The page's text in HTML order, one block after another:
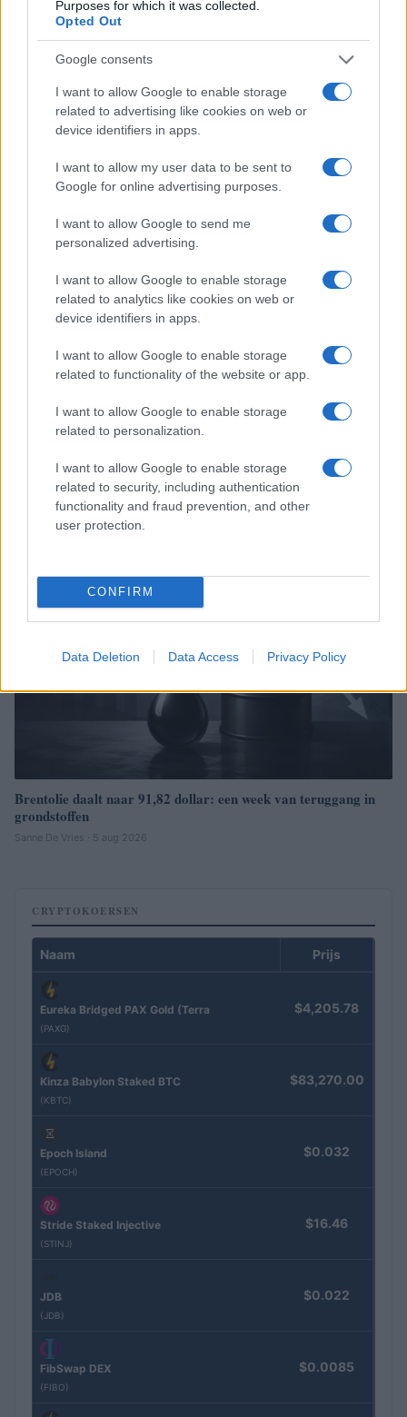
Purposes for which it was collected.
Opted Out
Google consents
I want to allow Google to enable storage
related to advertising like cookies on web or
device identifiers in apps.
I want to allow my user data to be sent to
Google for online advertising purposes.
I want to allow Google to send me
personalized advertising.
I want to allow Google to enable storage
related to analytics like cookies on web or
device identifiers in apps.
I want to allow Google to enable storage
related to functionality of the website or app.
I want to allow Google to enable storage
related to personalization.
I want to allow Google to enable storage
related to security, including authentication
functionality and fraud prevention, and other
user protection.
CONFIRM
Data Deletion Data Access Privacy Policy
grondstoffenprijzen
Sanne De Vries · 7 aug 2026
NEWS
Brentolie daalt naar 88.9 dollar: grondstoffen onder druk
Sanne De Vries · 6 aug 2026
Brentolie daalt naar 91,82 dollar: een week van teruggang in
grondstoffen
Sanne De Vries · 5 aug 2026
CRYPTOKOERSEN
Naam Prijs
Eureka Bridged PAX Gold (Terra
(PAXG)
$4,205.78
Kinza Babylon Staked BTC
(KBTC)
$83,270.00
Epoch Island
(EPOCH)
$0.032
Stride Staked Injective
(STINJ)
$16.46
JDB
(JDB)
$0.022
FibSwap DEX
(FIBO)
$0.0085